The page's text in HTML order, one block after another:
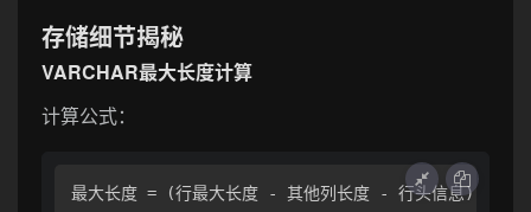
存储细节揭秘
VARCHAR最大长度计算
计算公式：